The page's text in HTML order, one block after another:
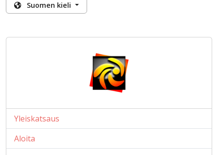
Suomen kieli
Yleiskatsaus
Aloita